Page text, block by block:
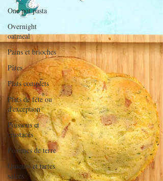
One pot pasta
Overnight
oatmeal
Pains et brioches
Pâtes
Plats complets
Plats de fête ou
d'exception
Poissons et
crustacés
Pommes de terre
Quiches et tartes
salées